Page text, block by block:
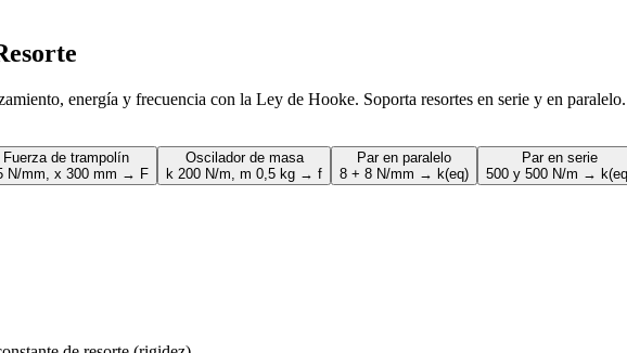
energía y frecuencia con la Ley de Hooke. Soporta resortes en serie y en paralelo.
Fuerza de trampolín
N/mm, x 300 mm → F
Oscilador de masa
k 200 N/m, m 0,5 kg → f
Par en paralelo
8 + 8 N/mm → k(eq)
Par en serie
500 y 500 N/m →